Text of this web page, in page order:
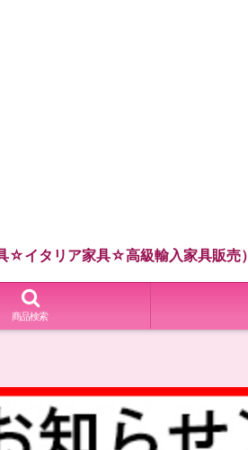
☆イタリア家具☆高級輸入家具販売）
商品検索